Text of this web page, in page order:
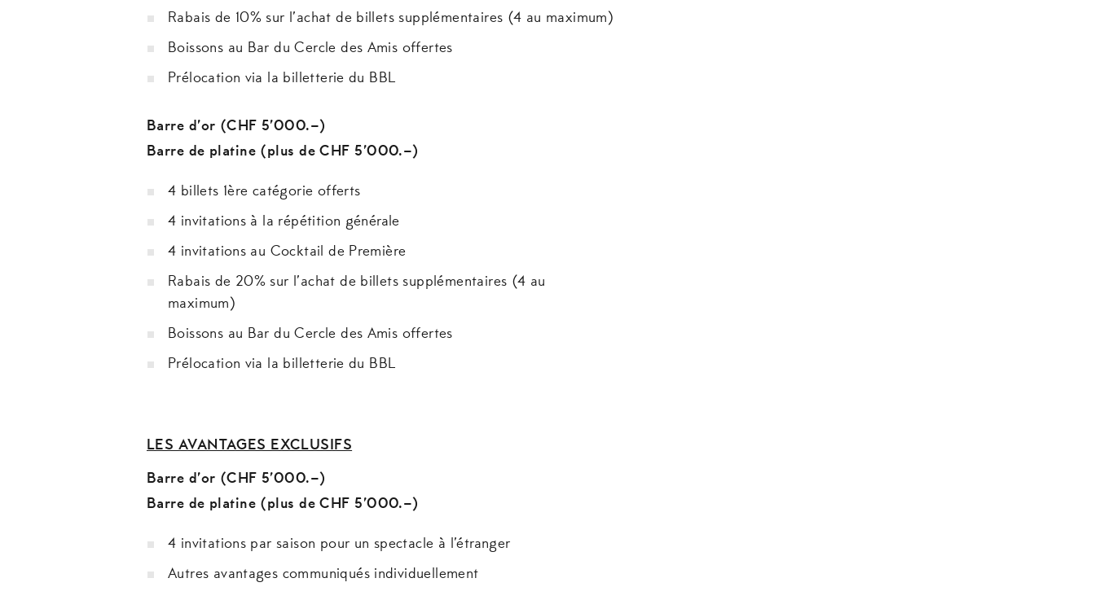
Rabais de 10% sur l’achat de billets supplémentaires (4 au maximum)
Boissons au Bar du Cercle des Amis offertes
Prélocation via la billetterie du BBL
Barre d’or (CHF 5’000.–)
Barre de platine (plus de CHF 5’000.–)
4 billets 1ère catégorie offerts
4 invitations à la répétition générale
4 invitations au Cocktail de Première
Rabais de 20% sur l’achat de billets supplémentaires (4 au
maximum)
Boissons au Bar du Cercle des Amis offertes
Prélocation via la billetterie du BBL
LES AVANTAGES EXCLUSIFS
Barre d’or (CHF 5’000.–)
Barre de platine (plus de CHF 5’000.–)
4 invitations par saison pour un spectacle à l’étranger
Autres avantages communiqués individuellement